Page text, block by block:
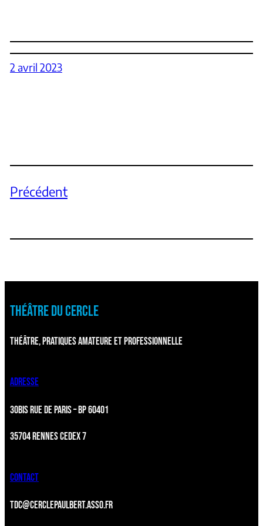
2 avril 2023
Précédent
THÉÂTRE DU CERCLE
THÉÂTRE, PRATIQUES AMATEURE ET PROFESSIONNELLE
ADRESSE
30BIS RUE DE PARIS – BP 60401
35704 RENNES CEDEX 7
CONTACT
TDC@CERCLEPAULBERT.ASSO.FR